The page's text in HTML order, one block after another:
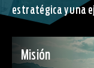
estratégica y una
Misión